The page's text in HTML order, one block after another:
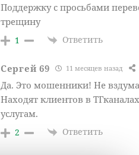
Поддержку с просьбами
трещину
1 Ответить
Сергей 69 11 месяцев назад
Да. Это мошенники! Не
Находят клиентов в
услугам.
2 Ответить